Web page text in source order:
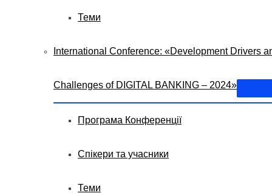
Теми
International Conference: «Development Drivers
Challenges of DIGITAL BANKING – 2024»
Програма Конференції
Спікери та учасники
Теми